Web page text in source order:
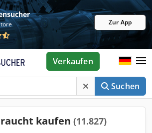
Zur App
Suchen
Verkaufen
kaufen (11.827)